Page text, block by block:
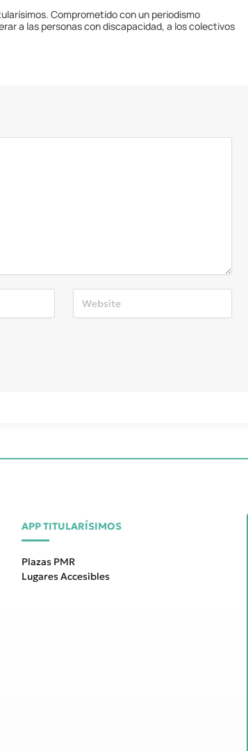
Comprometido con un periodismo
a las personas con discapacidad, a los colectivos
APP TITULARÍSIMOS
Plazas PMR
Lugares Accesibles